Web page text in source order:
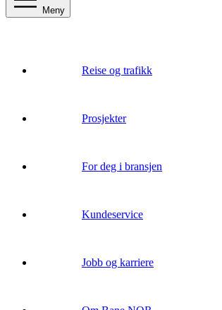
Meny
Reise og trafikk
Prosjekter
For deg i bransjen
Kundeservice
Jobb og karriere